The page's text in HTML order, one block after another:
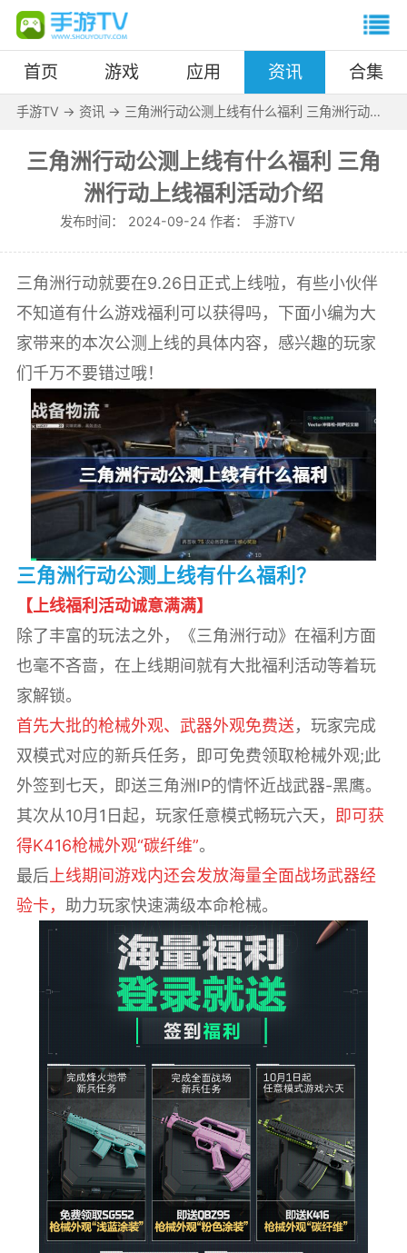
首页 游戏 应用 资讯 合集
手游TV -> 资讯-> 三角洲行动公测上线有什么福利 三角洲行动上
三角洲行动公测上线有什么福利 三角
洲行动上线福利活动介绍
发布时间： 2024-09-24 作者： 手游TV
三角洲行动就要在9.26日正式上线啦，有些小伙伴
不知道有什么游戏福利可以获得吗，下面小编为大
家带来的本次公测上线的具体内容，感兴趣的玩家
们千万不要错过哦！
三角洲行动公测上线有什么福利？
【上线福利活动诚意满满】
除了丰富的玩法之外，《三角洲行动》在福利方面
也毫不吝啬，在上线期间就有大批福利活动等着玩
家解锁。
首先大批的枪械外观、武器外观免费送，玩家完成
双模式对应的新兵任务，即可免费领取枪械外观;此
外签到七天，即送三角洲IP的情怀近战武器-黑鹰。
其次从10月1日起，玩家任意模式畅玩六天，
即可获
得K416枪械外观“碳纤维”。
最后 上线期间游戏内还会发放海量全面战场武器经
验卡， 助力玩家快速满级本命枪械。